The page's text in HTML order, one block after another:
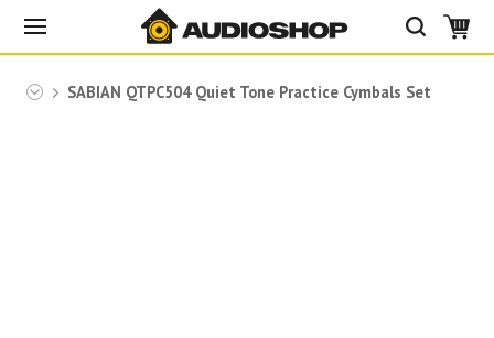
SABIAN QTPC504 Quiet Tone Practice Cymbals Set